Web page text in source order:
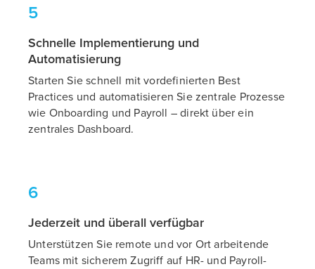
5
Schnelle Implementierung und
Automatisierung
Starten Sie schnell mit vordefinierten Best
Practices und automatisieren Sie zentrale Prozesse
wie Onboarding und Payroll – direkt über ein
zentrales Dashboard.
6
Jederzeit und überall verfügbar
Unterstützen Sie remote und vor Ort arbeitende
Teams mit sicherem Zugriff auf HR- und Payroll-